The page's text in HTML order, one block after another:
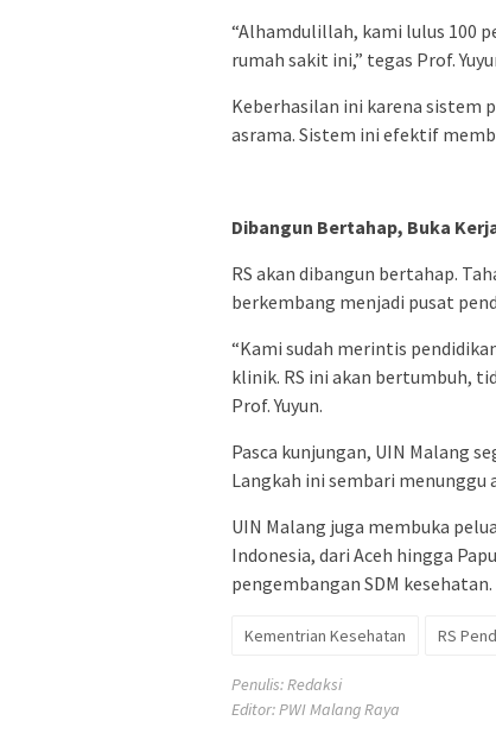
“Alhamdulillah, kami lulus 100
rumah sakit ini,” tegas Prof.
Keberhasilan ini karena sistem
asrama. Sistem ini efektif
Dibangun Bertahap, Buka
RS akan dibangun bertahap.
berkembang menjadi pusat
“Kami sudah merintis
klinik. RS ini akan bertumbuh,
Prof. Yuyun.
Pasca kunjungan, UIN Malang
Langkah ini sembari menunggu
UIN Malang juga membuka
Indonesia, dari Aceh hingga
pengembangan SDM kesehatan.
Kementrian Kesehatan RS
Penulis: Redaksi
Editor: PWI Malang Raya